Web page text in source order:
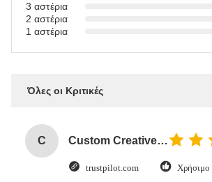
3 αστέρια
2 αστέρια
1 αστέρια
Όλες οι Κριτικές
C Custom Creative Goodie Christmas Kraft Paper Gift Bag with Your Own Logo for Xmas Decorative Party
trustpilot.com